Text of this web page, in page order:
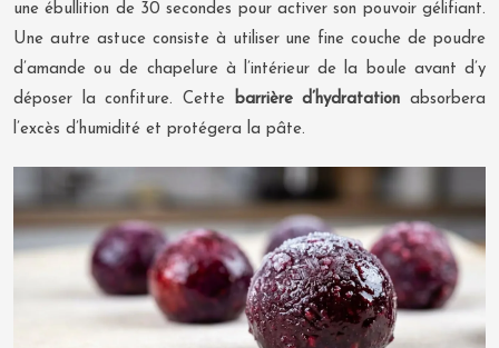
une ébullition de 30 secondes pour activer son pouvoir gélifiant.
Une autre astuce consiste à utiliser une fine couche de poudre
d’amande ou de chapelure à l’intérieur de la boule avant d’y
déposer la confiture. Cette barrière d’hydratation absorbera
l’excès d’humidité et protégera la pâte.